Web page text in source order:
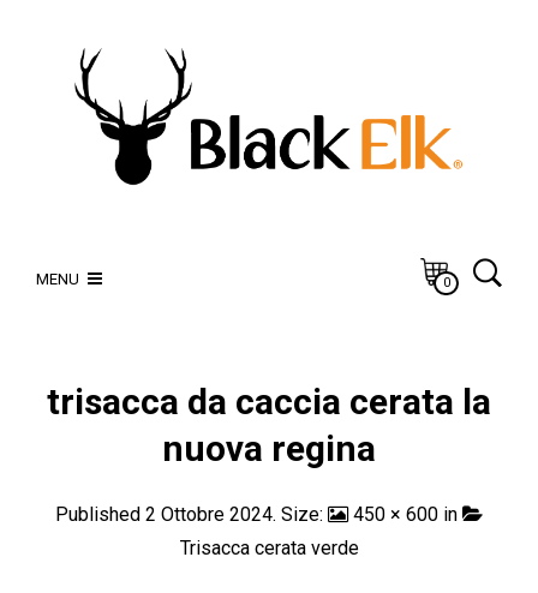
MENU 0
trisacca da caccia cerata la
nuova regina
Published 2 Ottobre 2024. Size: 450 × 600 in
Trisacca cerata verde